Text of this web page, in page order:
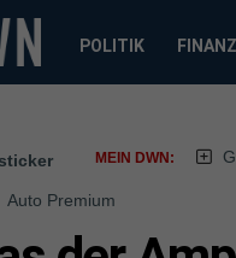
POLITIK
MEIN DWN:
Auto Premium